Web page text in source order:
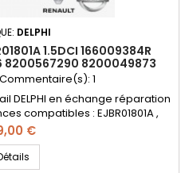
DELPHI
1.5DCI 166009384R
8200567290 8200049873
Commentaire(s): 1
DELPHI en échange réparation
compatibles : EJBR01801A ,
, EJBR01801D , 8200365186 ,
, 8200206565 , 7711497153
Renault Nissan 1.5 dCi
€